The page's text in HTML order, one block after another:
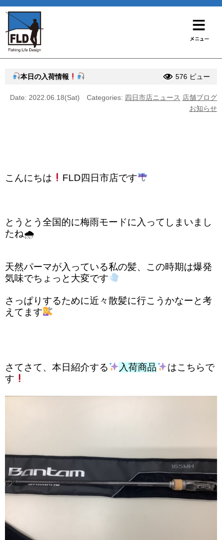
本日の入荷情報 576 ビュー
Date: 2022.06.18(Sat) Categories: 四日市店ニュース 店舗ブログ
お知らせ
こんにちは FLD四日市店です
とうとう全国的に梅雨モードに入ってしまいまし
たね🌧
天然パーマが入っている私の髪、この時期は爆発
気味でちょっと大変です
さっぱりするために近々散髪に行こうかなーと考
えてます
さてさて、本日紹介する 入荷商品
はこちらで
す